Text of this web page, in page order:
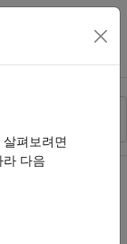
펴보려면
다음